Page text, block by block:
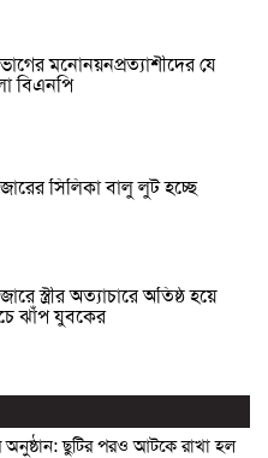
মনোনয়নপ্রত্যাশীদের যে
বিএনপি
সিলিকা বালু লুট হচ্ছে
স্ত্রীর অত্যাচারে অতিষ্ঠ হয়ে
ঝাঁপ যুবকের
অনুষ্ঠান: ছুটির পরও আটকে রাখা হল